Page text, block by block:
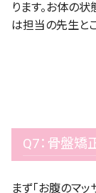
ります。お体の
は担当の先生と
Q7：骨盤矯
まず「お腹のマ